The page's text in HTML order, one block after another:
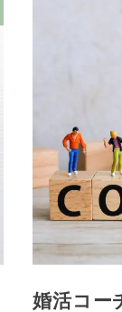
婚活コー